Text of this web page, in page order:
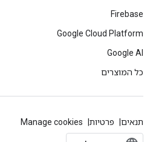
Firebase
Google Cloud Platform
Google AI
כל המוצרים
תנאים פרטיות Manage cookies